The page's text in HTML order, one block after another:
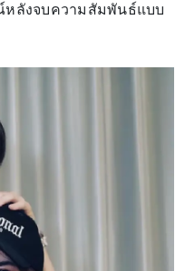
หลังจบความสัมพันธ์แบบ